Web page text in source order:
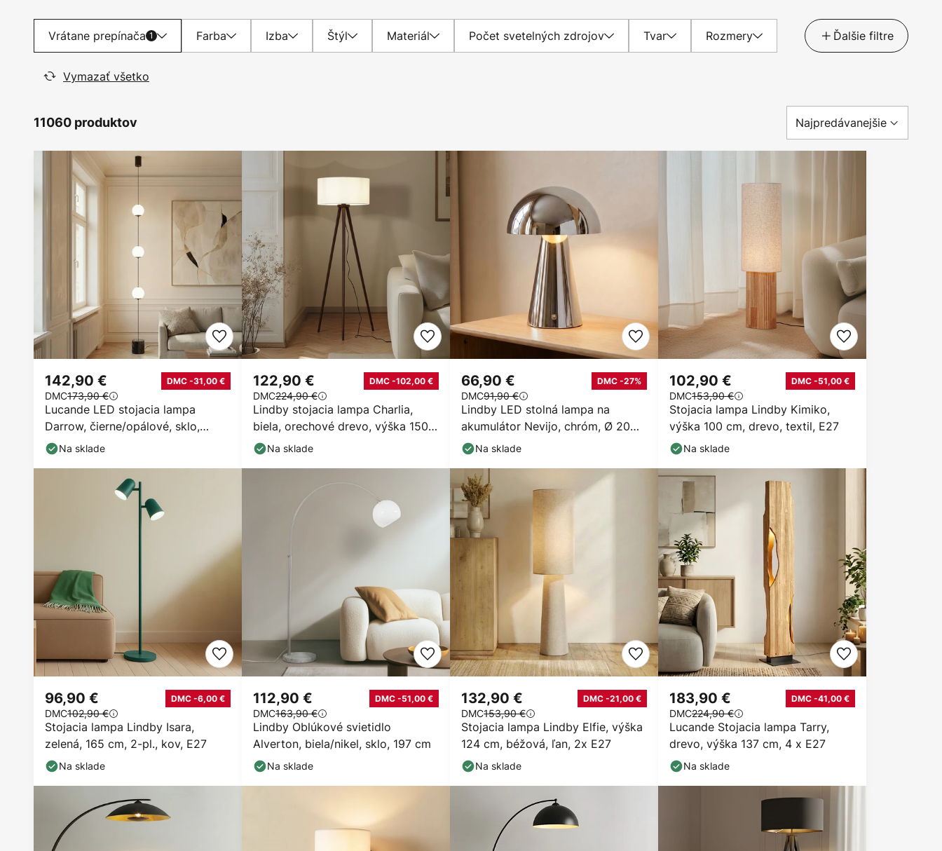
Vrátane prepínača 1 Farba Izba Štýl Materiál Počet svetelných zdrojov Tvar Rozmery Ďalšie filtre
Vymazať všetko
11060 produktov
Lucande LED stojacia lampa
Darrow, čierne/opálové, sklo,
stmievateľné
142,90 € DMC -31,00 €
DMC173,90 €
Na sklade
Lindby stojacia lampa Charlia,
biela, orechové drevo, výška 150
cm
122,90 € DMC -102,00 €
DMC224,90 €
Na sklade
Lindby LED stolná lampa na
akumulátor Nevijo, chróm, Ø 20
cm, USB, stmievač
66,90 € DMC -27%
DMC91,90 €
Na sklade
Stojacia lampa Lindby Kimiko,
výška 100 cm, drevo, textil, E27
102,90 € DMC -51,00 €
DMC153,90 €
Na sklade
Stojacia lampa Lindby Isara,
zelená, 165 cm, 2-pl., kov, E27
96,90 € DMC -6,00 €
DMC102,90 €
Na sklade
Lindby Oblúkové svietidlo
Alverton, biela/nikel, sklo, 197 cm
112,90 € DMC -51,00 €
DMC163,90 €
Na sklade
Stojacia lampa Lindby Elfie, výška
124 cm, béžová, ľan, 2x E27
132,90 € DMC -21,00 €
DMC153,90 €
Na sklade
Lucande Stojacia lampa Tarry,
drevo, výška 137 cm, 4 x E27
183,90 € DMC -41,00 €
DMC224,90 €
Na sklade